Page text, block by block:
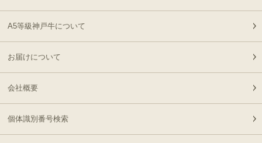
21
10:54:00
[お徳用]アウトレット A5
A5等級神戸牛について
お届けについて
会社概要
個体識別番号検索